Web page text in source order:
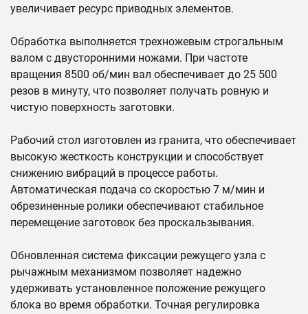
увеличивает ресурс приводных элементов.
Обработка выполняется трехножевым строгальным
валом с двусторонними ножами. При частоте
вращения 8500 об/мин вал обеспечивает до 25 500
резов в минуту, что позволяет получать ровную и
чистую поверхность заготовки.
Рабочий стол изготовлен из гранита, что обеспечивает
высокую жесткость конструкции и способствует
снижению вибраций в процессе работы.
Автоматическая подача со скоростью 7 м/мин и
обрезиненные ролики обеспечивают стабильное
перемещение заготовок без проскальзывания.
Обновленная система фиксации режущего узла с
рычажным механизмом позволяет надежно
удерживать установленное положение режущего
блока во время обработки. Точная регулировка